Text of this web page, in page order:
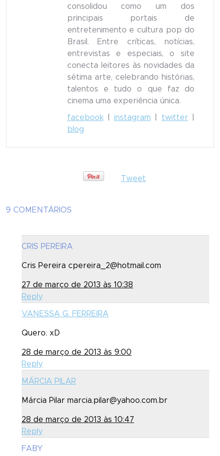
consolidou como um dos
principais portais de
entretenimento e cultura pop do
Brasil. Entre críticas, notícias,
entrevistas e especiais, o site
conecta leitores às novidades da
sétima arte, celebrando histórias,
talentos e tudo o que faz do
cinema uma experiência única.
facebook|instagram twitter|
blog
Tweet
9 COMENTÁRIOS
CRIS PEREIRA
Cris Pereira cpereira_2@hotmail.com
27 de março de 2013 às 10:38
Reply
VANESSA G. FERREIRA
Quero. xD
28 de março de 2013 às 9:00
Reply
MÁRCIA PILAR
Márcia Pilar marcia.pilar@yahoo.com.br
28 de março de 2013 às 10:47
Reply
FABY